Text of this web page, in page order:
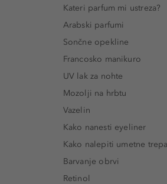
Kateri parfum mi ustreza?
Arabski parfumi
Sončne opekline
Francosko manikuro
UV lak za nohte
Mozolji na hrbtu
Vazelin
Kako nanesti eyeliner
Kako nalepiti umetne
Barvanje obrvi
Retinol